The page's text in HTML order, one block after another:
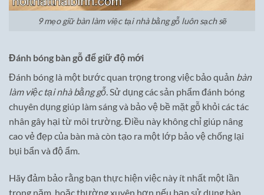
9 mẹo giữ bàn làm việc tại nhà bằng gỗ luôn sạch sẽ
Đánh bóng bàn gỗ để giữ độ mới
Đánh bóng là một bước quan trọng trong việc bảo quản bàn
làm việc tại nhà bằng gỗ. Sử dụng các sản phẩm đánh bóng
chuyên dụng giúp làm sáng và bảo vệ bề mặt gỗ khỏi các tác
nhân gây hại từ môi trường. Điều này không chỉ giúp nâng
cao vẻ đẹp của bàn mà còn tạo ra một lớp bảo vệ chống lại
bụi bẩn và độ ẩm.
Hãy đảm bảo rằng bạn thực hiện việc này ít nhất một lần
trong năm, hoặc thường xuyên hơn nếu bạn sử dụng bàn